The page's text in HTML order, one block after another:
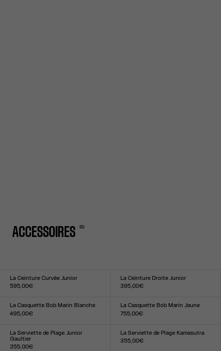
ACCESSOIRES 09
La Ceinture Curvée Junior
595,00€
S
ML
La Ceinture Droite Junior
395,00€
S
ML
La Casquette Bob Marin Blanche
495,00€
TU
La Casquette Bob Marin Jaune
755,00€
TU
La Serviette de Plage Junior
Gaultier
355,00€
La Serviette de Plage Kamasutra
355,00€